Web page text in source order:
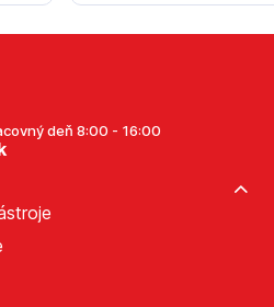
deň 8:00 - 16:00